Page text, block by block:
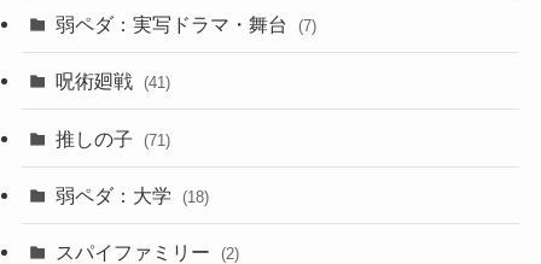
弱ペダ：実写ドラマ・舞台 (7)
呪術廻戦 (41)
推しの子 (71)
弱ペダ：大学 (18)
スパイファミリー (2)